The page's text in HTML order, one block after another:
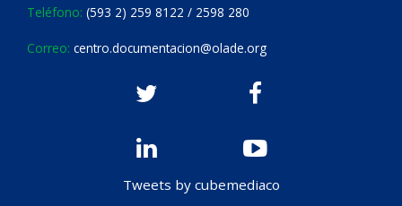
Teléfono: (593 2) 259 8122 / 2598 280
Correo: centro.documentacion@olade.org
Tweets by cubemediaco